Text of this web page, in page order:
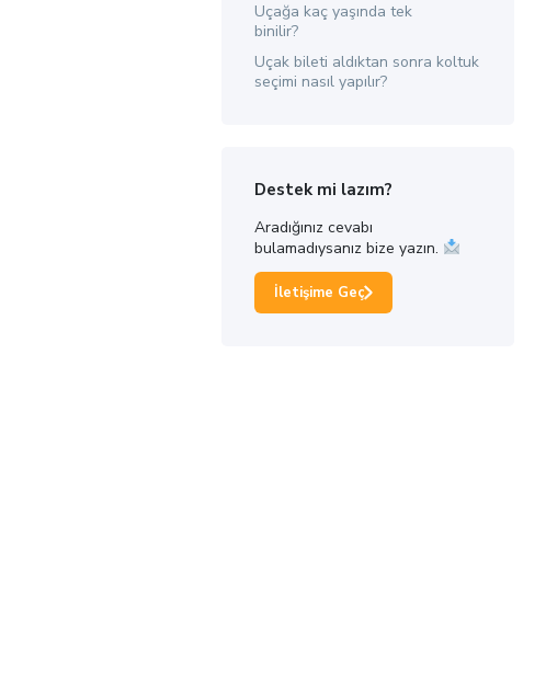
Uçağa kaç yaşında tek
binilir?
Uçak bileti aldıktan sonra koltuk
seçimi nasıl yapılır?
Destek mi lazım?
Aradığınız cevabı
bulamadıysanız bize yazın.
İletişime Geç